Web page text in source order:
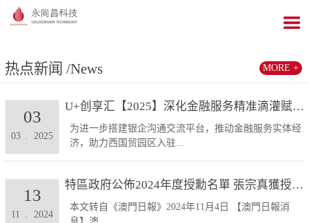
热点新闻 /News
U+创享汇【2025】深化金融服务精准滴灌赋能发展...
为进一步搭建银企沟通交流平台，推动金融服务实体经
济，助力西国贸园区入驻...
03 2025
03
特區政府公佈2024年度授勳名單 張宗真獲授予專業...
本文转自《澳門日報》2024年11月4日 【澳門日報消
11 2024
13
MORE +